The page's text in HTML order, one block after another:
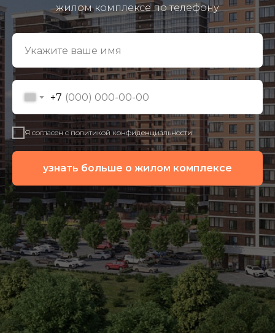
жилом комплексе по телефону
+7
Я согласен с политикой конфиденциальности
узнать больше о жилом комплексе